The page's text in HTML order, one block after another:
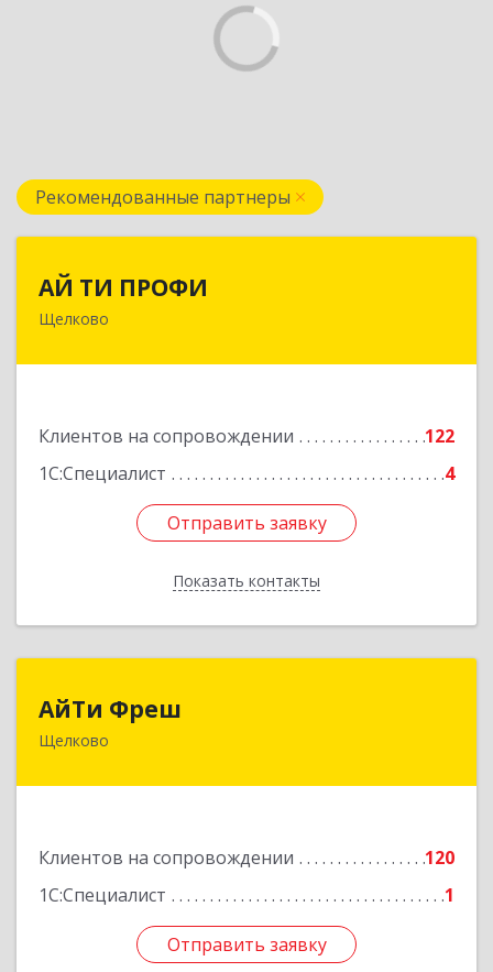
Рекомендованные партнеры
АЙ ТИ ПРОФИ
Щелково
Клиентов на сопровождении
122
1С:Специалист
4
Отправить заявку
Показать контакты
Отправить заявку
Назад
АйТи Фреш
Щелково
Клиентов на сопровождении
120
1С:Специалист
1
Отправить заявку
141100, Московская обл, Щелково г, Городской
Отправить заявку